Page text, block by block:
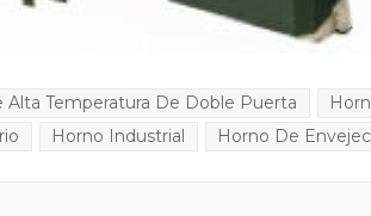
Alta Temperatura De Doble Puerta
Horno Industrial Horno De